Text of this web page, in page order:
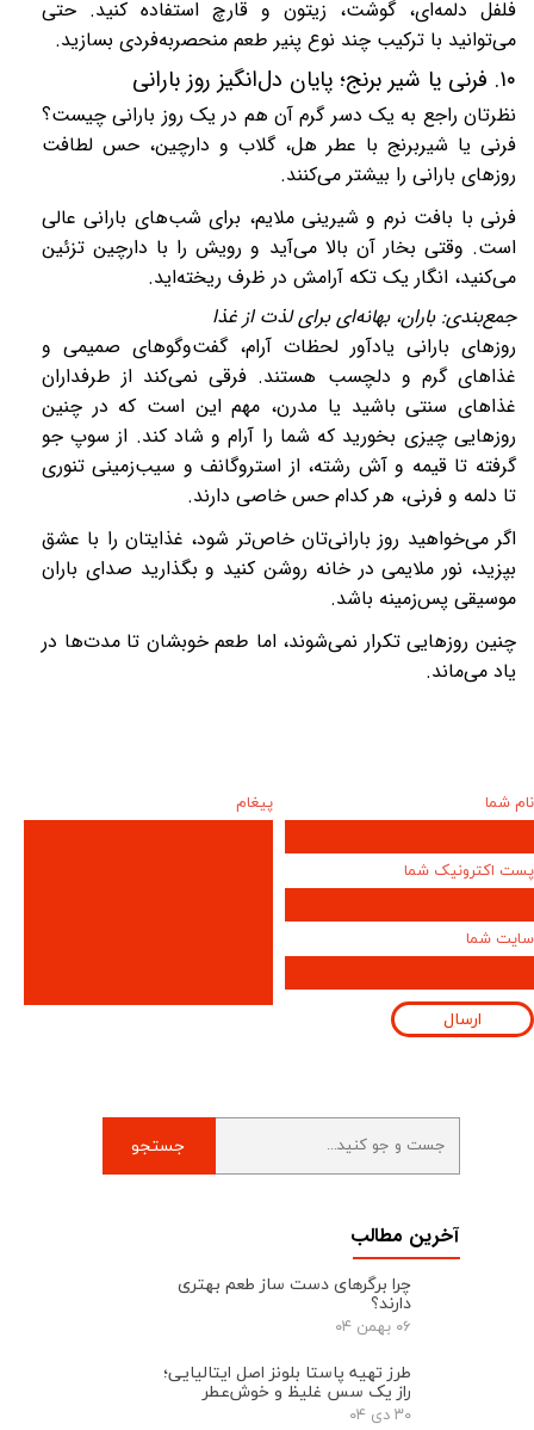
فلفل دلمه‌ای، گوشت، زیتون و قارچ استفاده کنید. حتی
می‌توانید با ترکیب چند نوع پنیر طعم منحصربه‌فردی بسازید.
۱۰. فرنی یا شیر برنج؛ پایان دل‌انگیز روز بارانی
نظرتان راجع به یک دسر گرم آن هم در یک روز بارانی چیست؟
فرنی یا شیربرنج با عطر هل، گلاب و دارچین، حس لطافت
روزهای بارانی را بیشتر می‌کنند.
فرنی با بافت نرم و شیرینی ملایم، برای شب‌های بارانی عالی
است. وقتی بخار آن بالا می‌آید و رویش را با دارچین تزئین
می‌کنید، انگار یک تکه آرامش در ظرف ریخته‌اید.
جمع‌بندی: باران، بهانه‌ای برای لذت از غذا
روزهای بارانی یادآور لحظات آرام، گفت‌وگوهای صمیمی و
غذاهای گرم و دلچسب هستند. فرقی نمی‌کند از طرفداران
غذاهای سنتی باشید یا مدرن، مهم این است که در چنین
روزهایی چیزی بخورید که شما را آرام و شاد کند. از سوپ جو
گرفته تا قیمه و آش رشته، از استروگانف و سیب‌زمینی تنوری
تا دلمه و فرنی، هر کدام حس خاصی دارند.
اگر می‌خواهید روز بارانی‌تان خاص‌تر شود، غذایتان را با عشق
بپزید، نور ملایمی در خانه روشن کنید و بگذارید صدای باران
موسیقی پس‌زمینه باشد.
چنین روزهایی تکرار نمی‌شوند، اما طعم خوبشان تا مدت‌ها در
یاد می‌ماند.
نام شما
پست اکترونیک شما
سایت شما
پیغام
ارسال
آخرین مطالب
چرا برگرهای دست ‌ساز طعم بهتری
دارند؟
۰۶ بهمن ۰۴
طرز تهیه پاستا بلونز اصل ایتالیایی؛
راز یک سس غلیظ و خوش‌عطر
۳۰ دی ۰۴
جستجو